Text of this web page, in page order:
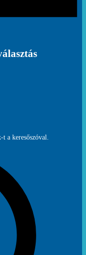
t a keresőszóval.